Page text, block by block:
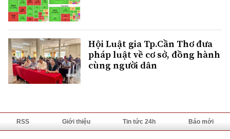
Hội Luật gia Tp.Cần Thơ đưa
pháp luật về cơ sở, đồng hành
cùng người dân
RSS Giới thiệu Tin tức 24h Báo mới